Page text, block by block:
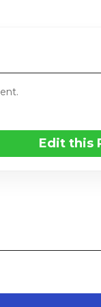
Edit this